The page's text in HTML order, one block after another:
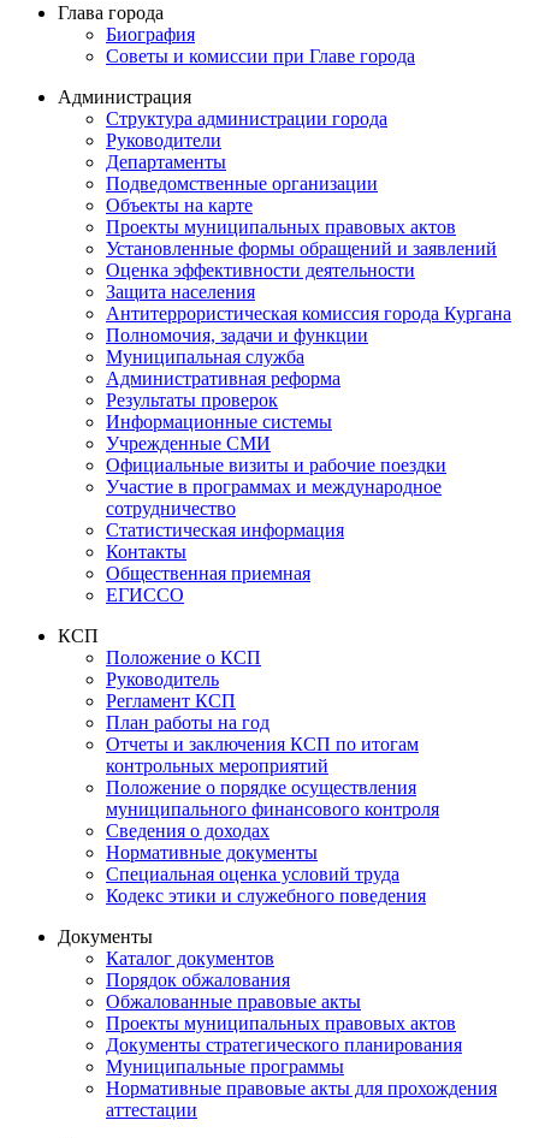
Глава города
Биография
Советы и комиссии при Главе города
Администрация
Структура администрации города
Руководители
Департаменты
Подведомственные организации
Объекты на карте
Проекты муниципальных правовых актов
Установленные формы обращений и заявлений
Оценка эффективности деятельности
Защита населения
Антитеррористическая комиссия города Кургана
Полномочия, задачи и функции
Муниципальная служба
Административная реформа
Результаты проверок
Информационные системы
Учрежденные СМИ
Официальные визиты и рабочие поездки
Участие в программах и международное
сотрудничество
Статистическая информация
Контакты
Общественная приемная
ЕГИССО
КСП
Положение о КСП
Руководитель
Регламент КСП
План работы на год
Отчеты и заключения КСП по итогам
контрольных мероприятий
Положение о порядке осуществления
муниципального финансового контроля
Сведения о доходах
Нормативные документы
Специальная оценка условий труда
Кодекс этики и служебного поведения
Документы
Каталог документов
Порядок обжалования
Обжалованные правовые акты
Проекты муниципальных правовых актов
Документы стратегического планирования
Муниципальные программы
Нормативные правовые акты для прохождения
аттестации